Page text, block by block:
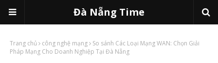
Đà Nẵng Time
Trang chủ công nghệ mạng
So sánh Các Loại Mạng WAN: Chọn Giải
Pháp Mạng Cho Doanh Nghiệp Tại Đà Nẵng